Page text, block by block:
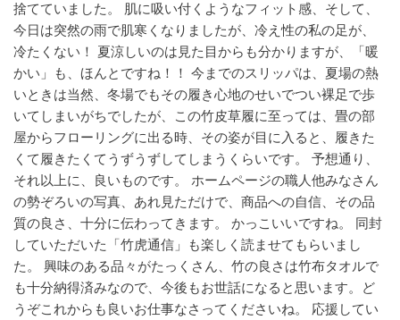
捨てていました。
肌に吸い付くようなフィット感、そして、
今日は突然の雨で肌寒くなりましたが、冷え性の私の足が、
冷たくない！
夏涼しいのは見た目からも分かりますが、「暖
かい」も、ほんとですね！！ 今までのスリッパは、夏場の熱
いときは当然、冬場でもその履き心地のせいでつい裸足で歩
いてしまいがちでしたが、この竹皮草履に至っては、畳の部
屋からフローリングに出る時、その姿が目に入ると、履きた
くて履きたくてうずうずしてしまうくらいです。
予想通り、
それ以上に、良いものです。
ホームページの職人他みなさん
の勢ぞろいの写真、あれ見ただけで、商品への自信、その品
質の良さ、十分に伝わってきます。
かっこいいですね。
同封
していただいた「竹虎通信」も楽しく読ませてもらいまし
た。
興味のある品々がたっくさん、竹の良さは竹布タオルで
も十分納得済みなので、今後もお世話になると思います。ど
うぞこれからも良いお仕事なさってくださいね。
応援してい